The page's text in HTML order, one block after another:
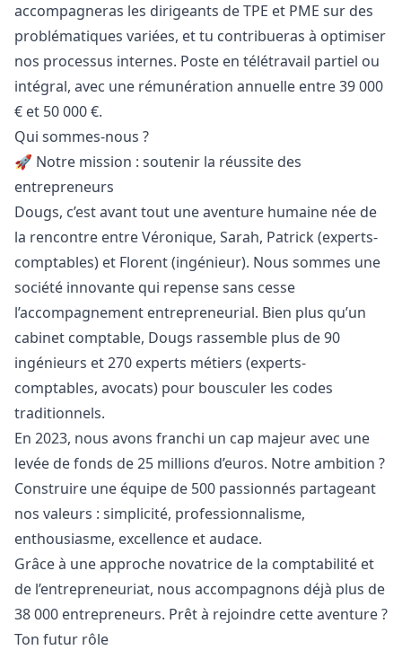
accompagneras les dirigeants de TPE et PME sur des
problématiques variées, et tu contribueras à optimiser
nos processus internes. Poste en télétravail partiel ou
intégral, avec une rémunération annuelle entre 39 000
€ et 50 000 €.
Qui sommes-nous ?
🚀 Notre mission : soutenir la réussite des
entrepreneurs
Dougs, c’est avant tout une aventure humaine née de
la rencontre entre Véronique, Sarah, Patrick (experts-
comptables) et Florent (ingénieur). Nous sommes une
société innovante qui repense sans cesse
l’accompagnement entrepreneurial. Bien plus qu’un
cabinet comptable, Dougs rassemble plus de 90
ingénieurs et 270 experts métiers (experts-
comptables, avocats) pour bousculer les codes
traditionnels.
En 2023, nous avons franchi un cap majeur avec une
levée de fonds de 25 millions d’euros. Notre ambition ?
Construire une équipe de 500 passionnés partageant
nos valeurs : simplicité, professionnalisme,
enthousiasme, excellence et audace.
Grâce à une approche novatrice de la comptabilité et
de l’entrepreneuriat, nous accompagnons déjà plus de
38 000 entrepreneurs. Prêt à rejoindre cette aventure ?
Ton futur rôle